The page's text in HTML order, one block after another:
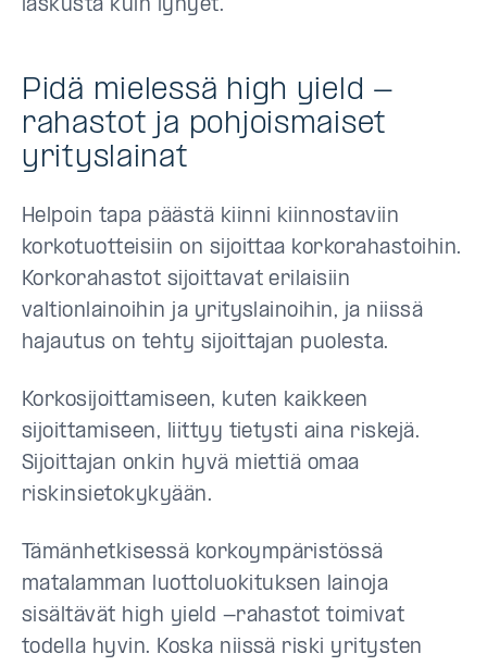
laskusta kuin lyhyet.
Pidä mielessä high yield -
rahastot ja pohjoismaiset
yrityslainat
Helpoin tapa päästä kiinni kiinnostaviin
korkotuotteisiin on sijoittaa korkorahastoihin.
Korkorahastot sijoittavat erilaisiin
valtionlainoihin ja yrityslainoihin, ja niissä
hajautus on tehty sijoittajan puolesta.
Korkosijoittamiseen, kuten kaikkeen
sijoittamiseen, liittyy tietysti aina riskejä.
Sijoittajan onkin hyvä miettiä omaa
riskinsietokykyään.
Tämänhetkisessä korkoympäristössä
matalamman luottoluokituksen lainoja
sisältävät high yield -rahastot toimivat
todella hyvin. Koska niissä riski yritysten